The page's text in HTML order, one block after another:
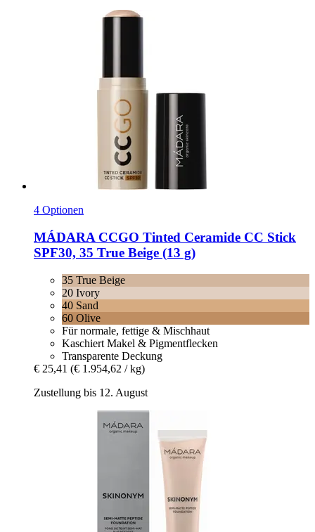
4 Optionen
MÁDARA CCGO Tinted Ceramide CC Stick
SPF30, 35 True Beige (13 g)
35 True Beige
20 Ivory
40 Sand
60 Olive
Für normale, fettige & Mischhaut
Kaschiert Makel & Pigmentflecken
Transparente Deckung
€ 25,41 (€ 1.954,62 / kg)
Zustellung bis 12. August